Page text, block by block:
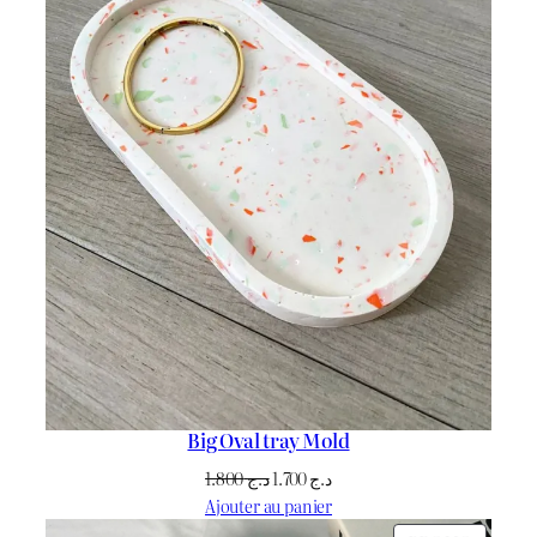
Big Oval tray Mold
د.ج1.800
Le
prix
initial
د.ج1.700
Le
prix
actuel
Ajouter au panier